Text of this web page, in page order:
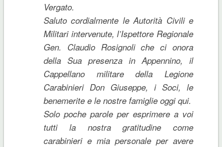
Vergato.
Saluto cordialmente le Autorità Civili e
Militari intervenute, l’Ispettore Regionale
Gen. Claudio Rosignoli che ci onora
della Sua presenza in Appennino, il
Cappellano militare della Legione
Carabinieri Don Giuseppe, i Soci, le
benemerite e le nostre famiglie oggi qui.
Solo poche parole per esprimere a voi
tutti la nostra gratitudine come
carabinieri e mia personale per avere